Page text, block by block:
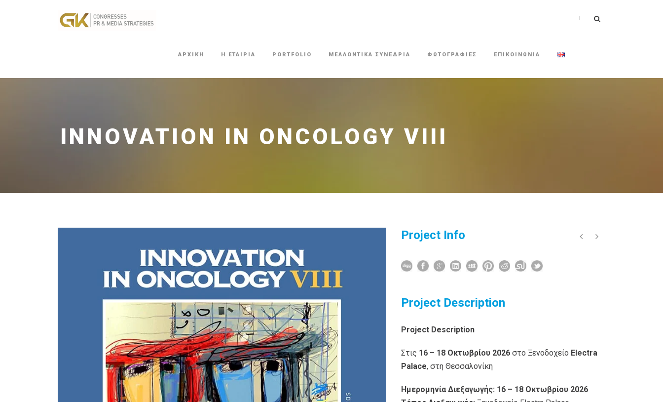
ΑΡΧΙΚΗ Η ΕΤΑΙΡΙΑ PORTFOLIO ΜΕΛΛΟΝΤΙΚΑ ΣΥΝΕΔΡΙΑ ΦΩΤΟΓΡΑΦΙΕΣ ΕΠΙΚΟΙΝΩΝΙΑ
|
INNOVATION IN ONCOLOGY VΙIΙ
Project Info
Project Description
Project Description
Στις 16 – 18 Οκτωβρίου 2026 στο Ξενοδοχείο Electra
Palace, στη Θεσσαλονίκη
Ημερομηνία Διεξαγωγής: 16 – 18 Οκτωβρίου 2026